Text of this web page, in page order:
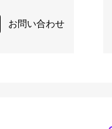
お問い合わせ